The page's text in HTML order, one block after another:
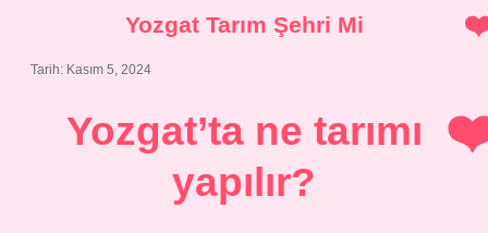
Yozgat Tarım Şehri Mi
Tarih: Kasım 5, 2024
Yozgat’ta ne tarımı
yapılır?